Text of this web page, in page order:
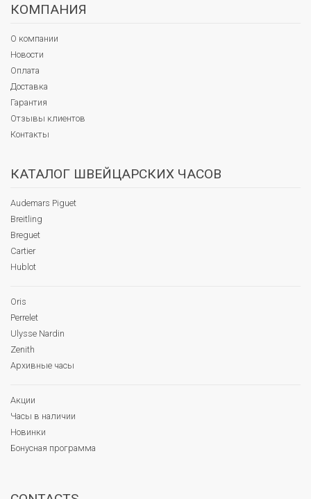
КОМПАНИЯ
О компании
Новости
Оплата
Доставка
Гарантия
Отзывы клиентов
Контакты
КАТАЛОГ ШВЕЙЦАРСКИХ ЧАСОВ
Audemars Piguet
Breitling
Breguet
Cartier
Hublot
Oris
Perrelet
Ulysse Nardin
Zenith
Архивные часы
Акции
Часы в наличии
Новинки
Бонусная программа